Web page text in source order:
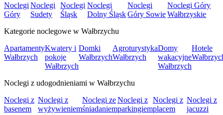
Noclegi
Góry
Noclegi
Sudety
Noclegi
Śląsk
Noclegi
Dolny Śląsk
Noclegi
Góry Sowie
Noclegi Góry
Wałbrzyskie
Kategorie noclegowe w Wałbrzychu
Apartamenty
Wałbrzych
Kwatery i
pokoje
Wałbrzych
Domki
Wałbrzych
Agroturystyka
Wałbrzych
Domy
wakacyjne
Wałbrzych
Hotele
Noclegi z udogodnieniami w Wałbrzychu
Noclegi z
basenem
Noclegi z
wyżywieniem
Noclegi ze
śniadaniem
Noclegi z
parkingiem
Noclegi z
placem
Noclegi z
jacuzzi